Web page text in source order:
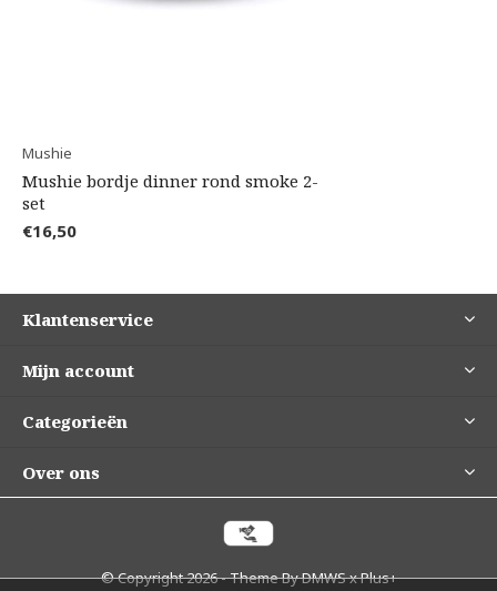
Mushie
Mushie bordje dinner rond smoke 2-
set
€16,50
Klantenservice
Mijn account
Categorieën
Over ons
© Copyright2026- Theme ByDMWSxPlus+